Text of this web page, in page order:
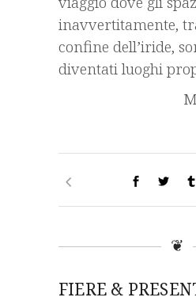
inavvertitamente,
confine dell’iride,
diventati luoghi
❦
FIERE &